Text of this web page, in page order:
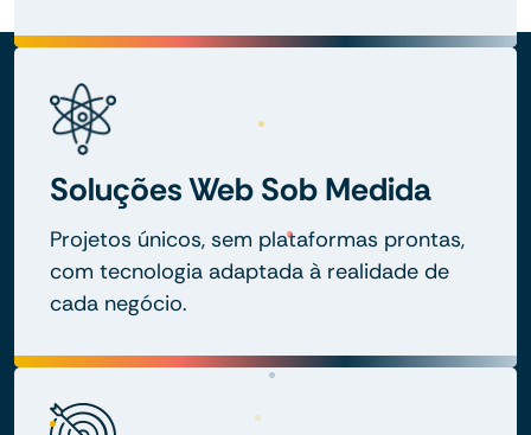
Soluções Web Sob Medida
Projetos únicos, sem plataformas prontas,
com tecnologia adaptada à realidade de
cada negócio.